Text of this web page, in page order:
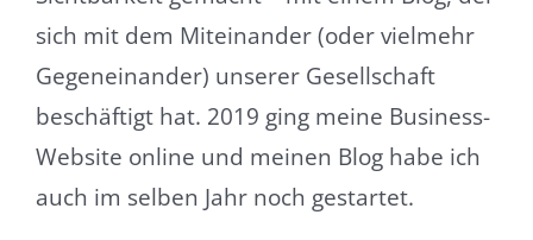
sich mit dem Miteinander (oder vielmehr
Gegeneinander) unserer Gesellschaft
beschäftigt hat. 2019 ging meine Business-
Website online und meinen Blog habe ich
auch im selben Jahr noch gestartet.